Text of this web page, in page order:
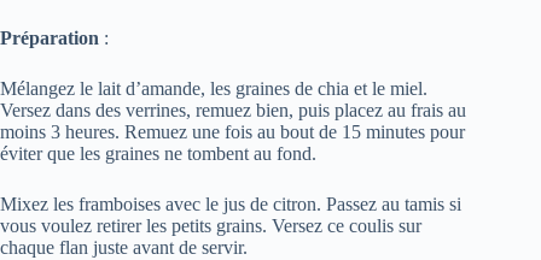
Préparation :
Mélangez le lait d’amande, les graines de chia et le miel.
Versez dans des verrines, remuez bien, puis placez au frais au
moins 3 heures. Remuez une fois au bout de 15 minutes pour
éviter que les graines ne tombent au fond.
Mixez les framboises avec le jus de citron. Passez au tamis si
vous voulez retirer les petits grains. Versez ce coulis sur
chaque flan juste avant de servir.